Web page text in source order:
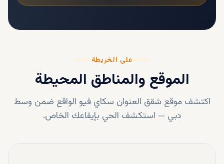
على الخريطة
الموقع والمناطق المحيطة
اكتشف موقع شقق العنوان سكاي فيو الواقع ضمن وسط
دبي — استكشف الحي بإيقاعك الخاص.